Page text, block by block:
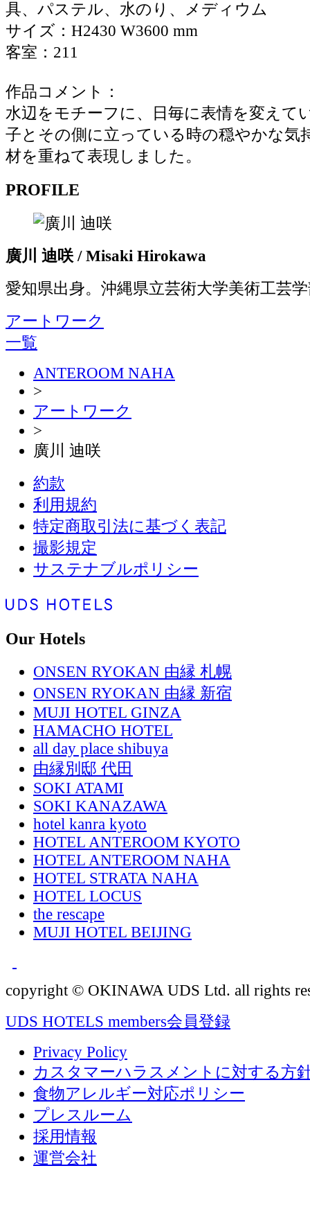
具、パステル、水のり、メディウム
サイズ：H2430 W3600 mm
客室：211
作品コメント：
水辺をモチーフに、日毎に表情を変えて
子とその側に立っている時の穏やかな気
材を重ねて表現しました。
PROFILE
廣川 迪咲 / Misaki Hirokawa
愛知県出身。沖縄県立芸術大学美術工芸
アートワーク
一覧
ANTEROOM NAHA
>
アートワーク
>
廣川 迪咲
約款
利用規約
特定商取引法に基づく表記
撮影規定
サステナブルポリシー
Our Hotels
ONSEN RYOKAN 由縁 札幌
ONSEN RYOKAN 由縁 新宿
MUJI HOTEL GINZA
HAMACHO HOTEL
all day place shibuya
由縁別邸 代田
SOKI ATAMI
SOKI KANAZAWA
hotel kanra kyoto
HOTEL ANTEROOM KYOTO
HOTEL ANTEROOM NAHA
HOTEL STRATA NAHA
HOTEL LOCUS
the rescape
MUJI HOTEL BEIJING
copyright © OKINAWA UDS Ltd. all rights
UDS HOTELS members会員登録
Privacy Policy
カスタマーハラスメントに対する方
食物アレルギー対応ポリシー
プレスルーム
採用情報
運営会社